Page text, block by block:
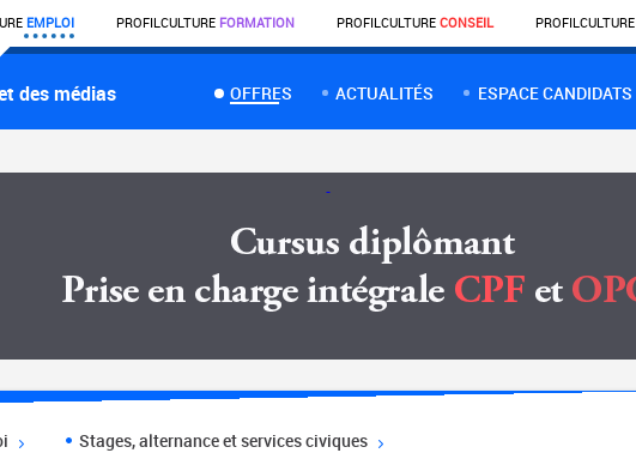
EMPLOI PROFILCULTURE FORMATION PROFILCULTURE CONSEIL PROFILCULTURE
des médias OFFRES ACTUALITÉS ESPACE CANDIDATS
Stages, alternance et services civiques